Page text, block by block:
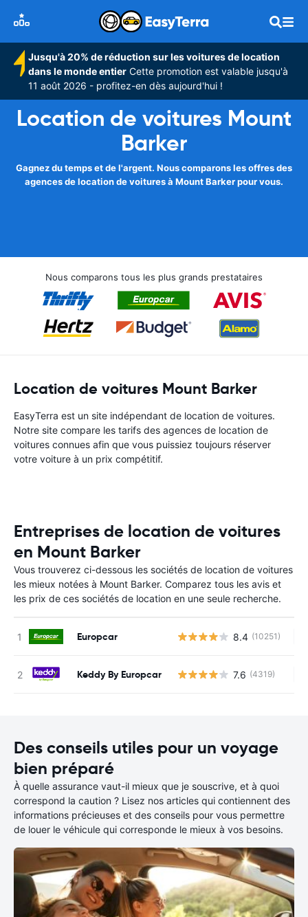
Jusqu'à 20% de réduction sur les voitures de location
dans le monde entier Cette promotion est valable jusqu'à
11 août 2026 - profitez-en dès aujourd'hui !
Location de voitures Mount
Barker
Gagnez du temps et de l'argent. Nous comparons les offres des
agences de location de voitures à Mount Barker pour vous.
Nous comparons tous les plus grands prestataires
Location de voitures Mount Barker
EasyTerra est un site indépendant de location de voitures.
Notre site compare les tarifs des agences de location de
voitures connues afin que vous puissiez toujours réserver
votre voiture à un prix compétitif.
Entreprises de location de voitures
en Mount Barker
Vous trouverez ci-dessous les sociétés de location de voitures
les mieux notées à Mount Barker. Comparez tous les avis et
les prix de ces sociétés de location en une seule recherche.
Europcar 8.4 (10251)
Keddy By Europcar 7.6 (4319)
Des conseils utiles pour un voyage
bien préparé
À quelle assurance vaut-il mieux que je souscrive, et à quoi
correspond la caution ? Lisez nos articles qui contiennent des
informations précieuses et des conseils pour vous permettre
de louer le véhicule qui corresponde le mieux à vos besoins.